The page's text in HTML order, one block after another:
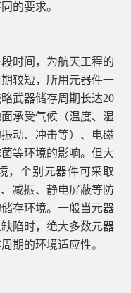
的要求。
时间，为航天工程的
较短，所用元器件一
武器储存周期长达20
承受气候（温度、湿
动、冲击等）、电磁
等环境的影响。但大
，个别元器件可采取
减振、静电屏蔽等防
存环境。一般当元器
陷时，绝大多数元器
期的环境适应性。